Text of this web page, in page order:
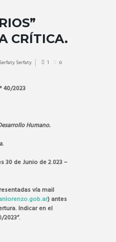
CRÍTICA.
Serfaty 1
0
40/2023
Humano.
30 de Junio de 2.023 –
vía mail
) antes
Indicar en el
2023”.